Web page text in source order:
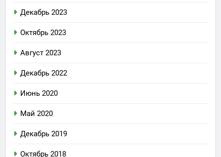
Декабрь 2023
Октябрь 2023
Август 2023
Декабрь 2022
Июнь 2020
Май 2020
Декабрь 2019
Октябрь 2018